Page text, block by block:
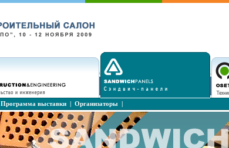
Программа выставки Организаторы